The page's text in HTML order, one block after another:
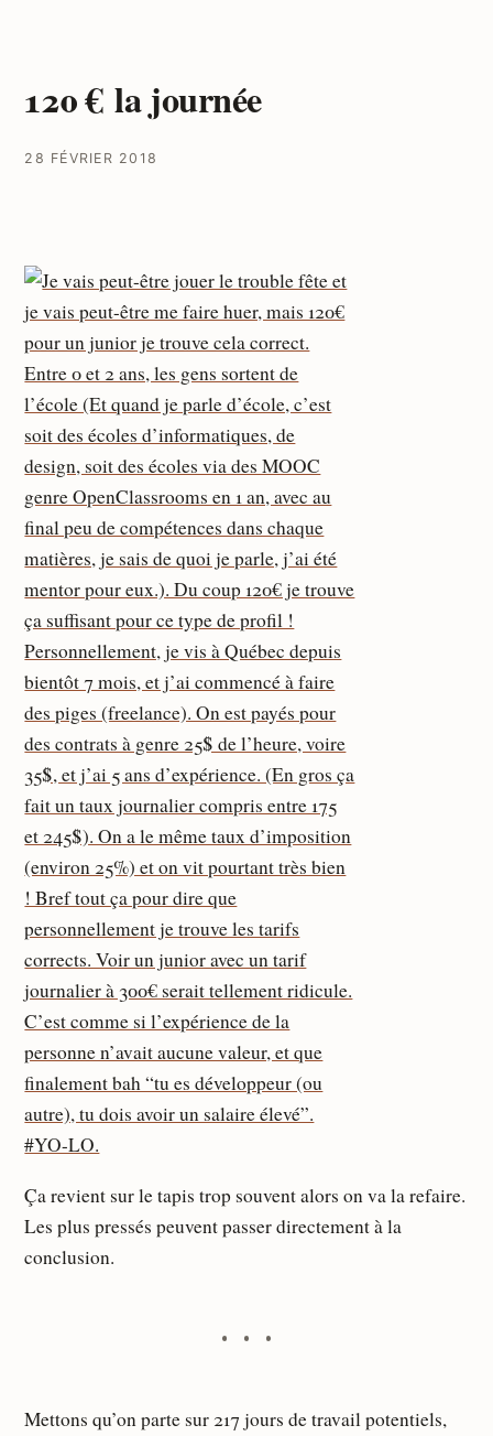
120 € la journée
28 FÉVRIER 2018
Ça revient sur le tapis trop souvent alors on va la refaire.
Les plus pressés peuvent passer directement à la
conclusion.
Mettons qu’on parte sur 217 jours de travail potentiels,